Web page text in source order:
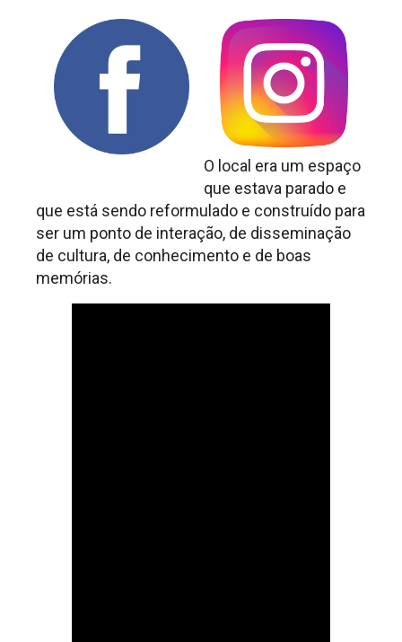
O local era um espaço
que estava parado e
que está sendo reformulado e construído para
ser um ponto de interação, de disseminação
de cultura, de conhecimento e de boas
memórias.